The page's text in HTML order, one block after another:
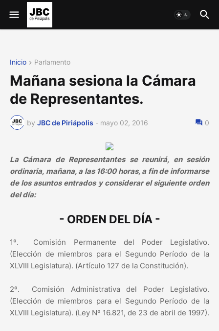
Inicio Parlamento
Mañana sesiona la Cámara
de Representantes.
by JBC de Piriápolis - mayo 02, 2016 0
La Cámara de Representantes se reunirá, en sesión
ordinaria, mañana, a las 16:00 horas, a fin de informarse
de los asuntos entrados y considerar el siguiente orden
del día:
- ORDEN DEL DÍA -
1º.
Comisión Permanente del Poder Legislativo.
(Elección de miembros para el Segundo Período de la
XLVIII Legislatura). (Artículo 127 de la Constitución).
2º.
Comisión Administrativa del Poder Legislativo.
(Elección de miembros para el Segundo Período de la
XLVIII Legislatura). (Ley Nº 16.821, de 23 de abril de 1997).